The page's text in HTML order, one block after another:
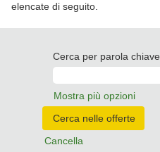
elencate di seguito.
Cerca per parola chiave
Mostra più opzioni
Cancella